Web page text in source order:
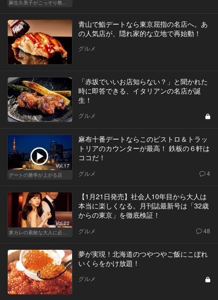
青山で鮨デートなら東京屈指の名店へ。あ
の人気店が、隠れ家的な立地で再始動！
グルメ
「赤坂でいいお店知らない？」と聞かれた
時に即答できる、イタリアンの名店が誕
生！
グルメ
Vol.17
デートの勝率が上がる店
麻布十番デートならこのビストロ＆トラッ
トリアのカウンターが最高！ 鉄板の６軒は
ココだ！
グルメ 4
Vol.22
【1月21日発売】社会人10年目から大人は
本当に楽しくなる。月刊誌最新号は「32歳
からの東京」を徹底検証！
グルメ 48
夢が実現！北海道のつやつやご飯にこぼれ
いくらをかけ放題！
グルメ